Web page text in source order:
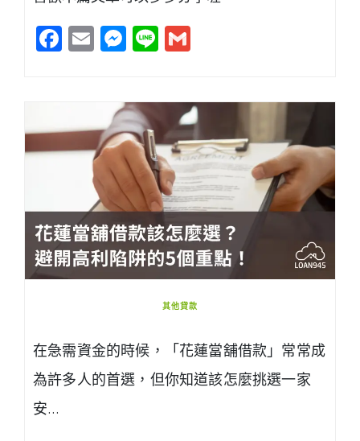
Facebook
EmailMessenger
Line
其他貸款
在急需資金的時候，「花蓮當舖借款」常常成
為許多人的首選，但你知道該怎麼挑選一家
安…